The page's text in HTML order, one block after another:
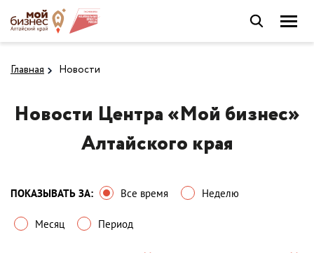
Главная Новости
Новости Центра «Мой бизнес»
Алтайского края
ПОКАЗЫВАТЬ ЗА: Все время Неделю
Месяц Период